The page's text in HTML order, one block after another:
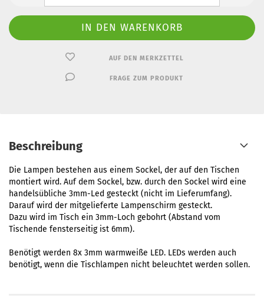
AUF DEN MERKZETTEL
FRAGE ZUM PRODUKT
Beschreibung
Die Lampen bestehen aus einem Sockel, der auf den Tischen
montiert wird. Auf dem Sockel, bzw. durch den Sockel wird eine
handelsübliche 3mm-Led gesteckt (nicht im Lieferumfang).
Darauf wird der mitgelieferte Lampenschirm gesteckt.
Dazu wird im Tisch ein 3mm-Loch gebohrt (Abstand vom
Tischende fensterseitig ist 6mm).
Benötigt werden 8x 3mm warmweiße LED. LEDs werden auch
benötigt, wenn die Tischlampen nicht beleuchtet werden sollen.